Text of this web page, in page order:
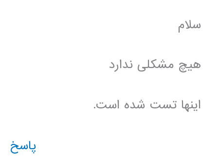
سلام
هیچ مشکلی ندارد
اینها تست شده است.
پاسخ